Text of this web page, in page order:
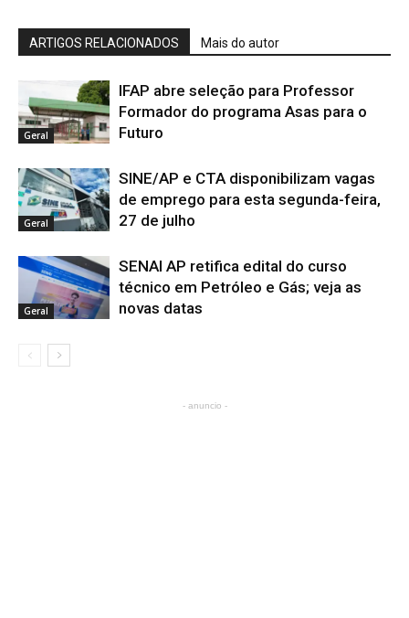
ARTIGOS RELACIONADOS Mais do autor
Geral
IFAP abre seleção para Professor
Formador do programa Asas para o
Futuro
Geral
SINE/AP e CTA disponibilizam vagas
de emprego para esta segunda-feira,
27 de julho
Geral
SENAI AP retifica edital do curso
técnico em Petróleo e Gás; veja as
novas datas
- anuncio -